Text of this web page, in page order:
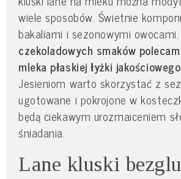
wiele sposobów. Świetnie
bakaliami i sezonowymi owocami.
czekoladowych smaków
mleka płaskiej łyżki
Jesieniom warto skorzystać z
ugotowane i pokrojone w
będą ciekawym urozmaiceniem
śniadania.
Lane kluski